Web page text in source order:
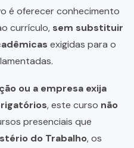
é oferecer conhecimento
currículo, sem substituir
exigidas para o
ou a empresa exija
, este curso não
presenciais que
do Trabalho, os